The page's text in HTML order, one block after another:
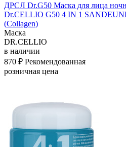
ДРСЛ Dr.G50 Маска для лица
Dr.CELLIO G50 4 IN 1
(Collagen)
Маска
DR.CELLIO
в наличии
870 ₽ Рекомендованная
розничная цена